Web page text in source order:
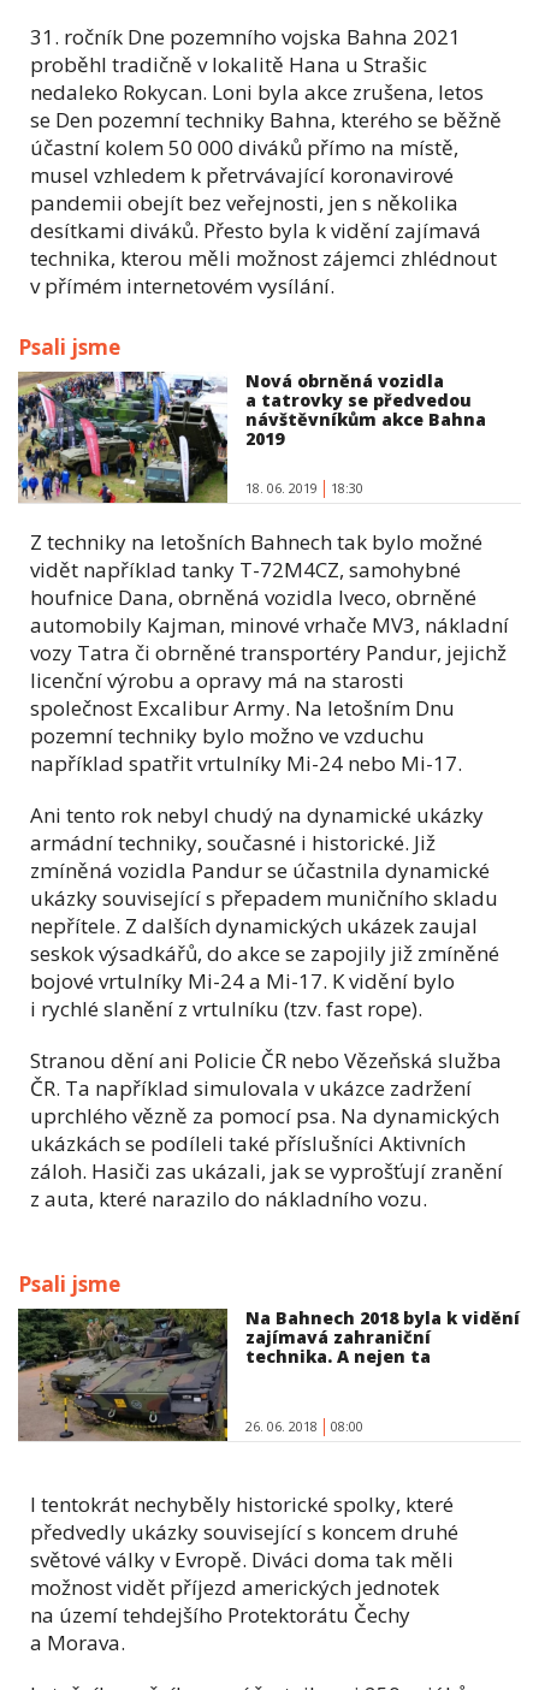
31. ročník Dne pozemního vojska Bahna 2021
proběhl tradičně v lokalitě Hana u Strašic
nedaleko Rokycan. Loni byla akce zrušena, letos
se Den pozemní techniky Bahna, kterého se běžně
účastní kolem 50 000 diváků přímo na místě,
musel vzhledem k přetrvávající koronavirové
pandemii obejít bez veřejnosti, jen s několika
desítkami diváků. Přesto byla k vidění zajímavá
technika, kterou měli možnost zájemci zhlédnout
v přímém internetovém vysílání.
Psali jsme
Nová obrněná vozidla
a tatrovky se předvedou
návštěvníkům akce Bahna
2019
18. 06. 2019 18:30
Z techniky na letošních Bahnech tak bylo možné
vidět například tanky T-72M4CZ, samohybné
houfnice Dana, obrněná vozidla Iveco, obrněné
automobily Kajman, minové vrhače MV3, nákladní
vozy Tatra či obrněné transportéry Pandur, jejichž
licenční výrobu a opravy má na starosti
společnost Excalibur Army. Na letošním Dnu
pozemní techniky bylo možno ve vzduchu
například spatřit vrtulníky Mi-24 nebo Mi-17.
Ani tento rok nebyl chudý na dynamické ukázky
armádní techniky, současné i historické. Již
zmíněná vozidla Pandur se účastnila dynamické
ukázky související s přepadem muničního skladu
nepřítele. Z dalších dynamických ukázek zaujal
seskok výsadkářů, do akce se zapojily již zmíněné
bojové vrtulníky Mi-24 a Mi-17. K vidění bylo
i rychlé slanění z vrtulníku (tzv. fast rope).
Stranou dění ani Policie ČR nebo Vězeňská služba
ČR. Ta například simulovala v ukázce zadržení
uprchlého vězně za pomocí psa. Na dynamických
ukázkách se podíleli také příslušníci Aktivních
záloh. Hasiči zas ukázali, jak se vyprošťují zranění
z auta, které narazilo do nákladního vozu.
Psali jsme
Na Bahnech 2018 byla k vidění
zajímavá zahraniční
technika. A nejen ta
26. 06. 2018 08:00
I tentokrát nechyběly historické spolky, které
předvedly ukázky související s koncem druhé
světové války v Evropě. Diváci doma tak měli
možnost vidět příjezd amerických jednotek
na území tehdejšího Protektorátu Čechy
a Morava.